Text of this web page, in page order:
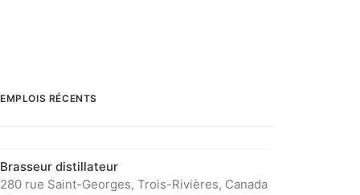
EMPLOIS RÉCENTS
Brasseur distillateur
280 rue Saint-Georges, Trois-Rivières, Canada